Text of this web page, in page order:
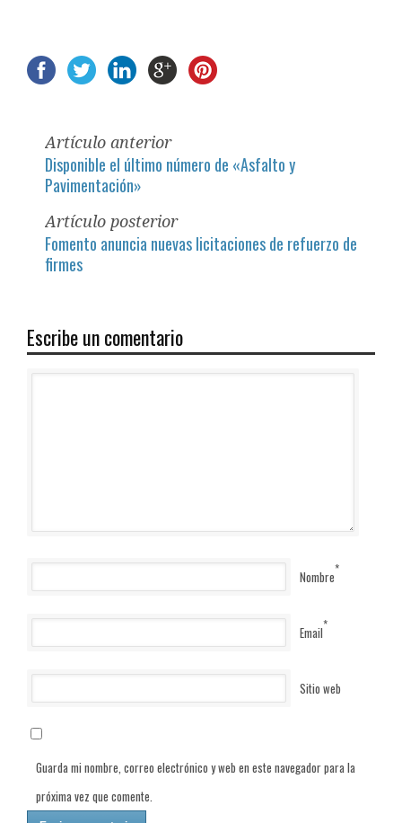
Artículo anterior
Disponible el último número de «Asfalto y
Pavimentación»
Artículo posterior
Fomento anuncia nuevas licitaciones de refuerzo de
firmes
Escribe un comentario
Nombre*
Email*
Sitio web
Guarda mi nombre, correo electrónico y web en este navegador para la
próxima vez que comente.